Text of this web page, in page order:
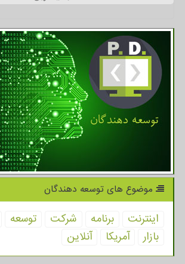
موضوع های توسعه دهندگان
اینترنت برنامه شركت توسعه
بازار
آمریكا آنلاین